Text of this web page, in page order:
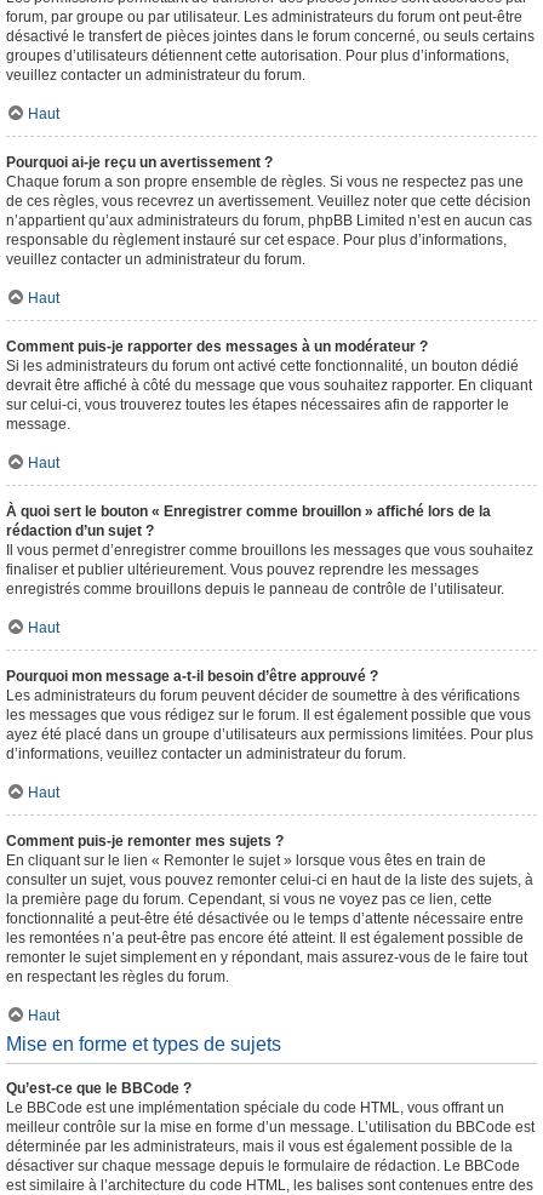
forum, par groupe ou par utilisateur. Les administrateurs du forum ont peut-être
désactivé le transfert de pièces jointes dans le forum concerné, ou seuls certains
groupes d’utilisateurs détiennent cette autorisation. Pour plus d’informations,
veuillez contacter un administrateur du forum.
Haut
Pourquoi ai-je reçu un avertissement ?
Chaque forum a son propre ensemble de règles. Si vous ne respectez pas une
de ces règles, vous recevrez un avertissement. Veuillez noter que cette décision
n’appartient qu’aux administrateurs du forum, phpBB Limited n’est en aucun cas
responsable du règlement instauré sur cet espace. Pour plus d’informations,
veuillez contacter un administrateur du forum.
Haut
Comment puis-je rapporter des messages à un modérateur ?
Si les administrateurs du forum ont activé cette fonctionnalité, un bouton dédié
devrait être affiché à côté du message que vous souhaitez rapporter. En cliquant
sur celui-ci, vous trouverez toutes les étapes nécessaires afin de rapporter le
message.
Haut
À quoi sert le bouton « Enregistrer comme brouillon » affiché lors de la
rédaction d’un sujet ?
Il vous permet d’enregistrer comme brouillons les messages que vous souhaitez
finaliser et publier ultérieurement. Vous pouvez reprendre les messages
enregistrés comme brouillons depuis le panneau de contrôle de l’utilisateur.
Haut
Pourquoi mon message a-t-il besoin d’être approuvé ?
Les administrateurs du forum peuvent décider de soumettre à des vérifications
les messages que vous rédigez sur le forum. Il est également possible que vous
ayez été placé dans un groupe d’utilisateurs aux permissions limitées. Pour plus
d’informations, veuillez contacter un administrateur du forum.
Haut
Comment puis-je remonter mes sujets ?
En cliquant sur le lien « Remonter le sujet » lorsque vous êtes en train de
consulter un sujet, vous pouvez remonter celui-ci en haut de la liste des sujets, à
la première page du forum. Cependant, si vous ne voyez pas ce lien, cette
fonctionnalité a peut-être été désactivée ou le temps d’attente nécessaire entre
les remontées n’a peut-être pas encore été atteint. Il est également possible de
remonter le sujet simplement en y répondant, mais assurez-vous de le faire tout
en respectant les règles du forum.
Haut
Mise en forme et types de sujets
Qu’est-ce que le BBCode ?
Le BBCode est une implémentation spéciale du code HTML, vous offrant un
meilleur contrôle sur la mise en forme d’un message. L’utilisation du BBCode est
déterminée par les administrateurs, mais il vous est également possible de la
désactiver sur chaque message depuis le formulaire de rédaction. Le BBCode
est similaire à l’architecture du code HTML, les balises sont contenues entre des